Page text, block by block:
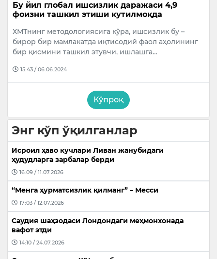
Бу йил глобал ишсизлик даражаси 4,9
фоизни ташкил этиши кутилмоқда
ХМТнинг методологиясига кўра, ишсизлик бу –
бирор бир мамлакатда иқтисодий фаол аҳолининг
бир қисмини ташкил этувчи, ишлашга…
15:43 / 06.06.2024
Кўпроқ
Энг кўп ўқилганлар
Исроил ҳаво кучлари Ливан жанубидаги
ҳудудларга зарбалар берди
16:09 / 11.07.2026
“Менга ҳурматсизлик қилманг” – Месси
17:03 / 12.07.2026
Саудия шаҳзодаси Лондондаги меҳмонхонада
вафот этди
14:10 / 24.07.2026